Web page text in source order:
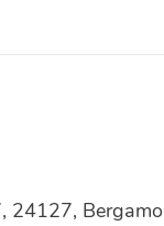
24127, Bergamo